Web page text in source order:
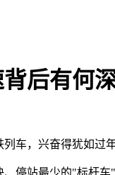
后有何
车，兴奋得犹如过年
停站最少的"标杆